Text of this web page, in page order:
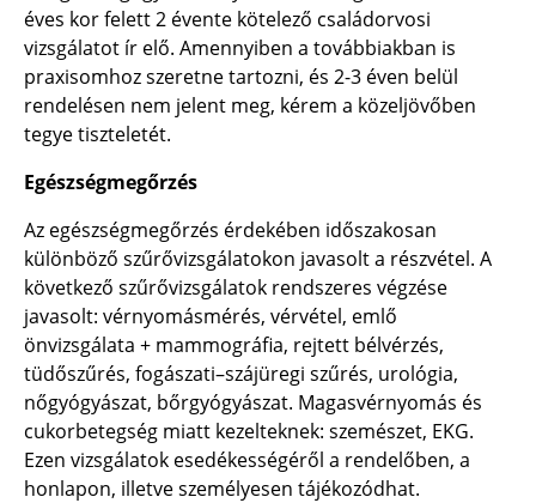
éves kor felett 2 évente kötelező családorvosi
vizsgálatot ír elő. Amennyiben a továbbiakban is
praxisomhoz szeretne tartozni, és 2-3 éven belül
rendelésen nem jelent meg, kérem a közeljövőben
tegye tiszteletét.
Egészségmegőrzés
Az egészségmegőrzés érdekében időszakosan
különböző szűrővizsgálatokon javasolt a részvétel. A
következő szűrővizsgálatok rendszeres végzése
javasolt: vérnyomásmérés, vérvétel, emlő
önvizsgálata + mammográfia, rejtett bélvérzés,
tüdőszűrés, fogászati–szájüregi szűrés, urológia,
nőgyógyászat, bőrgyógyászat. Magasvérnyomás és
cukorbetegség miatt kezelteknek: szemészet, EKG.
Ezen vizsgálatok esedékességéről a rendelőben, a
honlapon, illetve személyesen tájékozódhat.